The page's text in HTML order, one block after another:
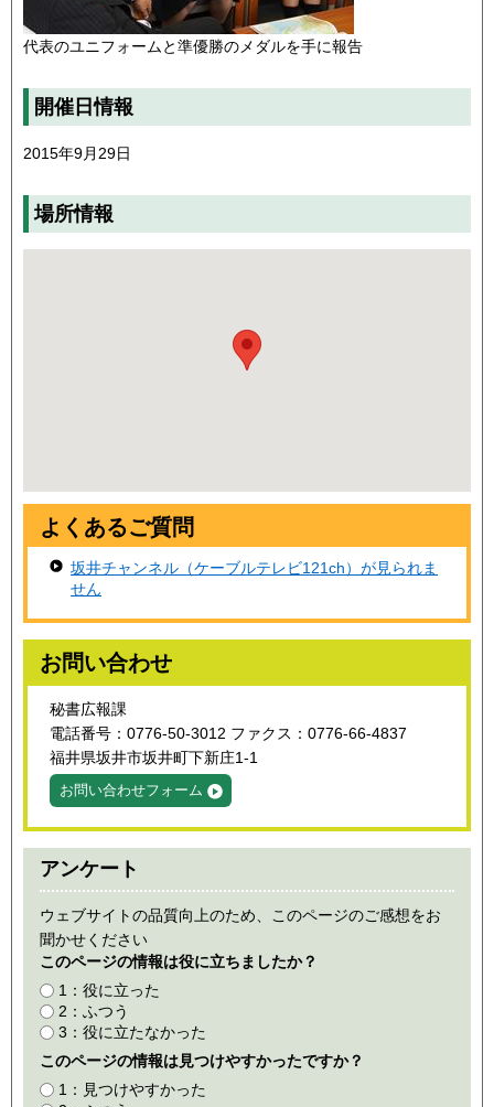
代表のユニフォームと準優勝のメダルを手に報告
開催日情報
2015年9月29日
場所情報
よくあるご質問
坂井チャンネル（ケーブルテレビ121ch）が見られま
せん
お問い合わせ
秘書広報課
電話番号：0776-50-3012 ファクス：0776-66-4837
福井県坂井市坂井町下新庄1-1
お問い合わせフォーム
アンケート
ウェブサイトの品質向上のため、このページのご感想をお
聞かせください
このページの情報は役に立ちましたか？
1：役に立った
2：ふつう
3：役に立たなかった
このページの情報は見つけやすかったですか？
1：見つけやすかった